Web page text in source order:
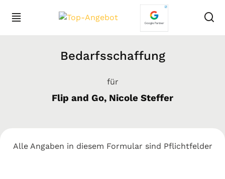
Bedarfsschaffung
für
Flip and Go, Nicole Steffer
Alle Angaben in diesem Formular sind Pflichtfelder